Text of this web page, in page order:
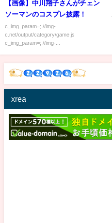
【画像】中川翔子さんがチェン
ソーマンのコスプレ披露！
c_img_param=; //img-
c.net/output/category/game.js
c_img_param=; //img-...
xrea